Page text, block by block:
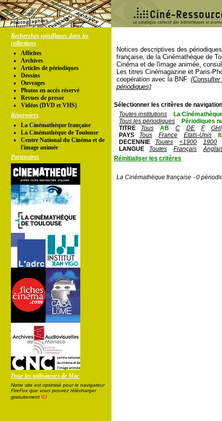
Recherches spécifiques dans les
collections
Affiches
Archives
Articles de périodiques
Dessins
Ouvrages
Photos en accés réservé
Revues de presse
Vidéos (DVD et VHS)
Répertoires
La Cinémathèque française
La Cinémathèque de Toulouse
Centre National du Cinéma et de
l'image animée
Partenaires
Pour les utilisateurs de Mac
Notre site est optimisé pour le navigateur
FireFox que vous pouvez télécharger
gratuitement ici
Notices descriptives des
française, de la Cinémathèque de
Cinéma et de l'image animée,
Les titres Cinémagazine et Paris-
coopération avec la BNF.
périodiques)
Sélectionner les critères de
Toutes institutions
La
Tous les périodiques
Périodiques
TITRE
Tous AB C DE F
GHI
PAYS
Tous France Etats-Unis
DECENNIE
Toutes <1900
1900
LANGUE
Toutes Français
Réinitialiser les critères
La Cinémathèque française - 0